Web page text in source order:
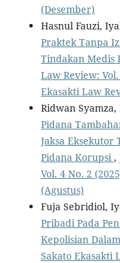
(Desember)
Hasnul Fauzi,
Praktek Tanpa
Tindakan Medis
Law Review:
Ekasakti Law
Ridwan
Pidana
Jaksa Eksekutor
Pidana Korupsi,
Vol. 4 No. 2
(Agustus)
Fuja Sebridiol,
Pribadi Pada
Kepolisian
Sakato Ekasakti